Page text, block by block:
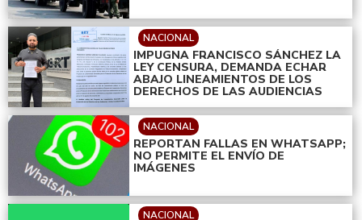
NACIONAL
IMPUGNA FRANCISCO SÁNCHEZ LA
LEY CENSURA, DEMANDA ECHAR
ABAJO LINEAMIENTOS DE LOS
DERECHOS DE LAS AUDIENCIAS
NACIONAL
REPORTAN FALLAS EN WHATSAPP;
NO PERMITE EL ENVÍO DE
IMÁGENES
NACIONAL